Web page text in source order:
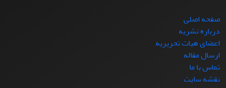
صفحه اصلی
درباره نشریه
اعضای هیات تحریریه
ارسال مقاله
تماس با ما
نقشه سایت